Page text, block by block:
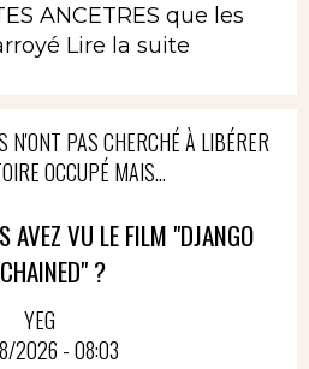
ANCETRES que les
Lire la suite
N'ONT PAS CHERCHÉ À LIBÉRER
OCCUPÉ MAIS...
AVEZ VU LE FILM "DJANGO
?
YEG
2026 - 08:03